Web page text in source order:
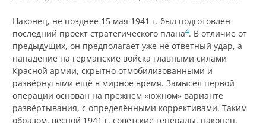
Наконец, не позднее 15 мая 1941 г. был подготовлен
последний проект стратегического плана4. В отличие от
предыдущих, он предполагает уже не ответный удар, а
нападение на германские войска главными силами
Красной армии, скрытно отмобилизованными и
развёрнутыми ещё в мирное время. Замысел первой
операции основан на прежнем «южном» варианте
развёртывания, с определёнными коррективами. Таким
образом, весной 1941 г. советские генералы, наконец,